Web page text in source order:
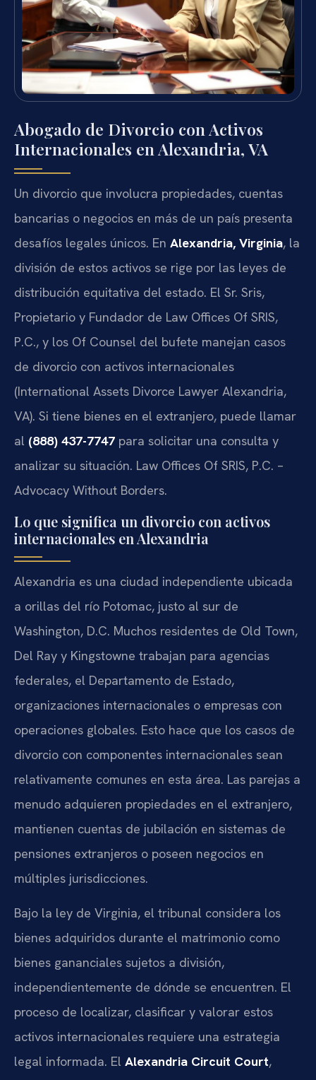
Abogado de Divorcio con Activos
Internacionales en Alexandria, VA
Un divorcio que involucra propiedades, cuentas
bancarias o negocios en más de un país presenta
desafíos legales únicos. En Alexandria, Virginia, la
división de estos activos se rige por las leyes de
distribución equitativa del estado. El Sr. Sris,
Propietario y Fundador de Law Offices Of SRIS,
P.C., y los Of Counsel del bufete manejan casos
de divorcio con activos internacionales
(International Assets Divorce Lawyer Alexandria,
VA). Si tiene bienes en el extranjero, puede llamar
al (888) 437-7747 para solicitar una consulta y
analizar su situación. Law Offices Of SRIS, P.C. –
Advocacy Without Borders.
Lo que significa un divorcio con activos
internacionales en Alexandria
Alexandria es una ciudad independiente ubicada
a orillas del río Potomac, justo al sur de
Washington, D.C. Muchos residentes de Old Town,
Del Ray y Kingstowne trabajan para agencias
federales, el Departamento de Estado,
organizaciones internacionales o empresas con
operaciones globales. Esto hace que los casos de
divorcio con componentes internacionales sean
relativamente comunes en esta área. Las parejas a
menudo adquieren propiedades en el extranjero,
mantienen cuentas de jubilación en sistemas de
pensiones extranjeros o poseen negocios en
múltiples jurisdicciones.
Bajo la ley de Virginia, el tribunal considera los
bienes adquiridos durante el matrimonio como
bienes gananciales sujetos a división,
independientemente de dónde se encuentren. El
proceso de localizar, clasificar y valorar estos
activos internacionales requiere una estrategia
legal informada. El Alexandria Circuit Court,